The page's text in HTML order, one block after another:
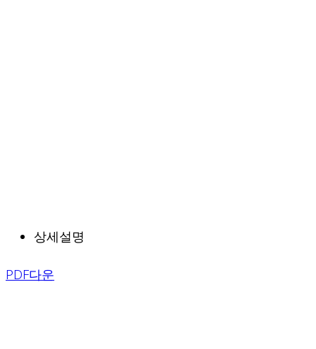
상세설명
PDF다운